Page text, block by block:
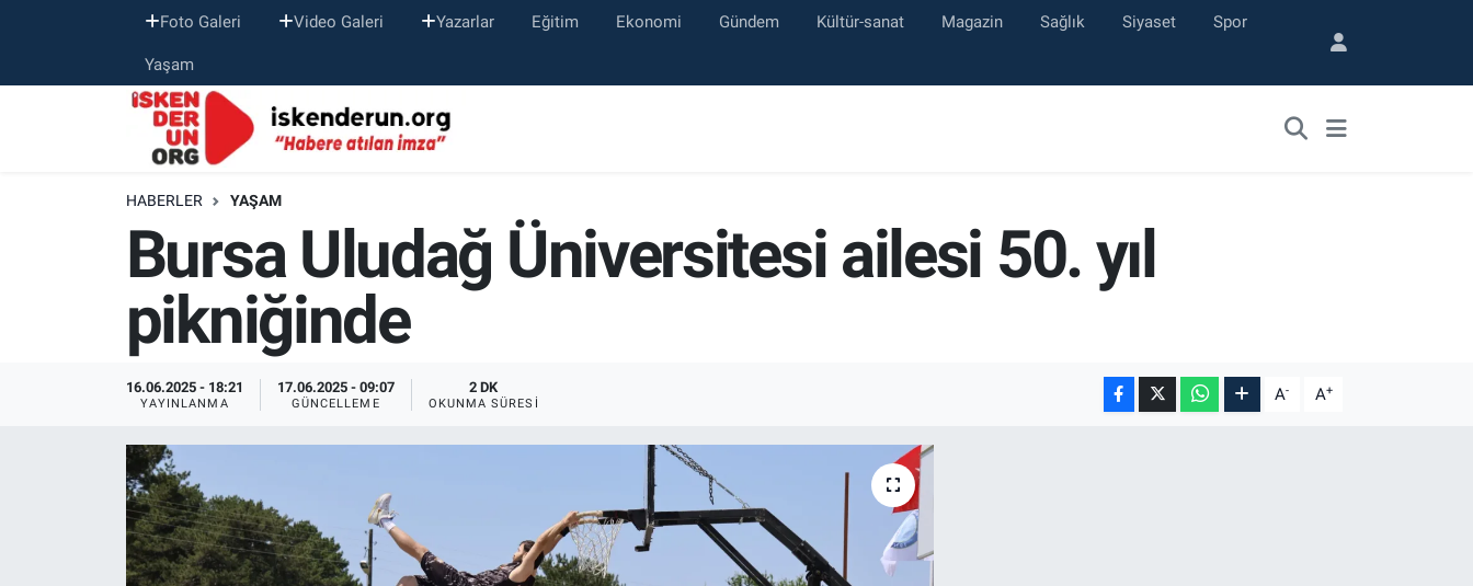
Foto Galeri Video Galeri Yazarlar Eğitim Ekonomi Gündem Kültür-sanat Magazin Sağlık Siyaset Spor
Yaşam
HABERLER YAŞAM
Bursa Uludağ Üniversitesi ailesi 50. yıl
pikniğinde
16.06.2025 - 18:21
YAYINLANMA
17.06.2025 - 09:07
GÜNCELLEME
2 DK
OKUNMA SÜRESI A- A+